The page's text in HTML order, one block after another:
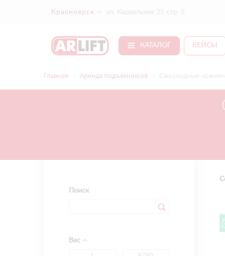
Красноярск ул. Караульная 25 стр. 5
КАТАЛОГ КЕЙСЫ
Главная Аренда подъёмников Самоходные
Поиск
Вес